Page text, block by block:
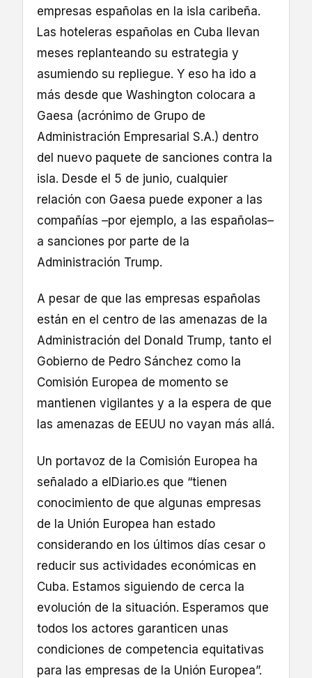
empresas españolas en la isla caribeña.
Las hoteleras españolas en Cuba llevan
meses replanteando su estrategia y
asumiendo su repliegue. Y eso ha ido a
más desde que Washington colocara a
Gaesa (acrónimo de Grupo de
Administración Empresarial S.A.) dentro
del nuevo paquete de sanciones contra la
isla. Desde el 5 de junio, cualquier
relación con Gaesa puede exponer a las
compañías –por ejemplo, a las españolas–
a sanciones por parte de la
Administración Trump.
A pesar de que las empresas españolas
están en el centro de las amenazas de la
Administración del Donald Trump, tanto el
Gobierno de Pedro Sánchez como la
Comisión Europea de momento se
mantienen vigilantes y a la espera de que
las amenazas de EEUU no vayan más allá.
Un portavoz de la Comisión Europea ha
señalado a elDiario.es que “tienen
conocimiento de que algunas empresas
de la Unión Europea han estado
considerando en los últimos días cesar o
reducir sus actividades económicas en
Cuba. Estamos siguiendo de cerca la
evolución de la situación. Esperamos que
todos los actores garanticen unas
condiciones de competencia equitativas
para las empresas de la Unión Europea”.